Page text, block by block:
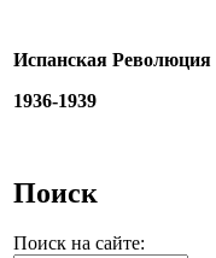
Испанская Революция
1936-1939
Поиск
Поиск на сайте: